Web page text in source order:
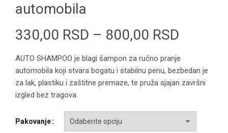
automobila
330,00 RSD – 800,00 RSD
cena:
od
do
AUTO SHAMPOO je blagi šampon za ručno pranje
automobila koji stvara bogatu i stabilnu penu, bezbedan je
za lak, plastiku i zaštitne premaze, te pruža sjajan završni
izgled bez tragova.
Pakovanje